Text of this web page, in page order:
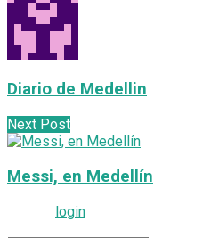
Diario de Medellin
Next Post
Messi, en Medellín
login